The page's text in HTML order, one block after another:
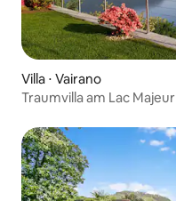
Villa ⋅ Vairano
Traumvilla am Lac Majeur